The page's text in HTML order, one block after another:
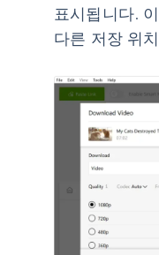
표시됩니다.
다른 저장 위